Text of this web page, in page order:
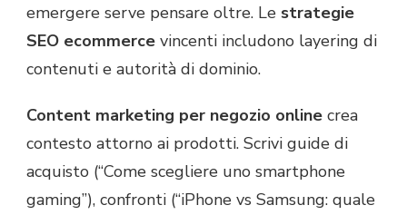
emergere serve pensare oltre. Le strategie
SEO ecommerce vincenti includono layering di
contenuti e autorità di dominio.
Content marketing per negozio online crea
contesto attorno ai prodotti. Scrivi guide di
acquisto (“Come scegliere uno smartphone
gaming”), confronti (“iPhone vs Samsung: quale